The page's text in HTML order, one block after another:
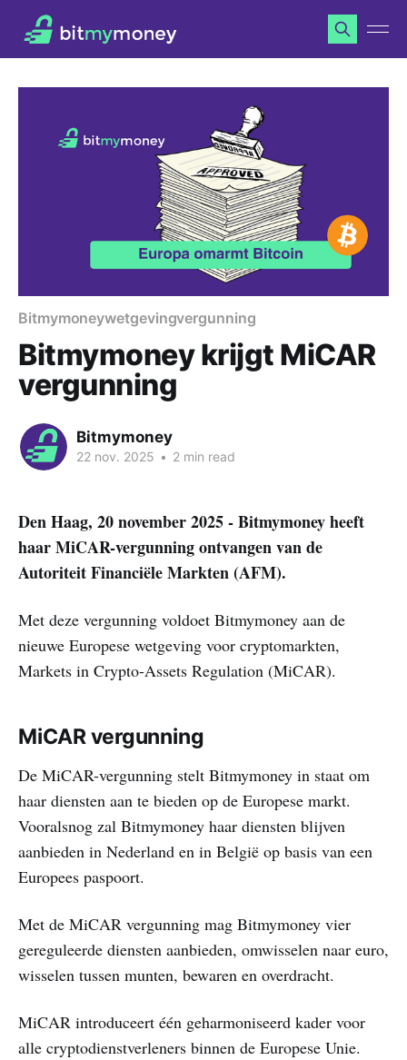
Bitmymoneywetgevingvergunning
Bitmymoney krijgt MiCAR
vergunning
Bitmymoney
22 nov. 2025 • 2 min read
Den Haag, 20 november 2025 - Bitmymoney heeft
haar MiCAR-vergunning ontvangen van de
Autoriteit Financiële Markten (AFM).
Met deze vergunning voldoet Bitmymoney aan de
nieuwe Europese wetgeving voor cryptomarkten,
Markets in Crypto-Assets Regulation (MiCAR).
MiCAR vergunning
De MiCAR-vergunning stelt Bitmymoney in staat om
haar diensten aan te bieden op de Europese markt.
Vooralsnog zal Bitmymoney haar diensten blijven
aanbieden in Nederland en in België op basis van een
Europees paspoort.
Met de MiCAR vergunning mag Bitmymoney vier
gereguleerde diensten aanbieden, omwisselen naar euro,
wisselen tussen munten, bewaren en overdracht.
MiCAR introduceert één geharmoniseerd kader voor
alle cryptodienstverleners binnen de Europese Unie.